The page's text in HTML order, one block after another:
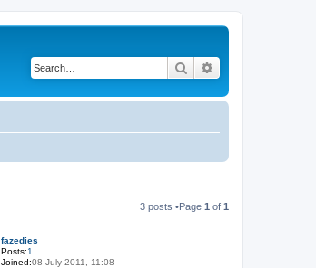
Search
3 posts •Page 1 of 1
fazedies
Posts:1
Joined:08 July 2011, 11:08